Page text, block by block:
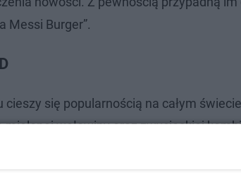
Messi Burger”.
się popularnością na całym
wołowiny oraz zwycięskiej